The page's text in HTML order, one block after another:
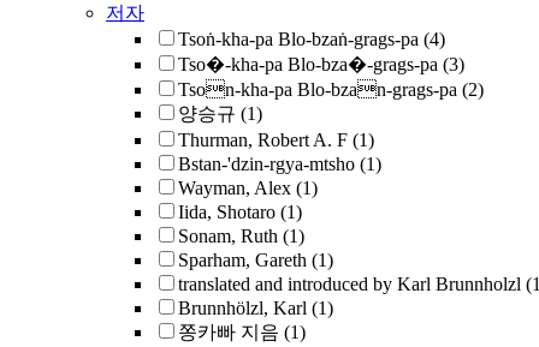
저자
Tsoṅ-kha-pa Blo-bzaṅ-grags-pa (4)
Tso�-kha-pa Blo-bza�-grags-pa (3)
Tson-kha-pa Blo-bzan-grags-pa (2)
양승규 (1)
Thurman, Robert A. F (1)
Bstan-'dzin-rgya-mtsho (1)
Wayman, Alex (1)
Iida, Shotaro (1)
Sonam, Ruth (1)
Sparham, Gareth (1)
translated and introduced by Karl Brunnholzl
Brunnhölzl, Karl (1)
쫑카빠 지음 (1)